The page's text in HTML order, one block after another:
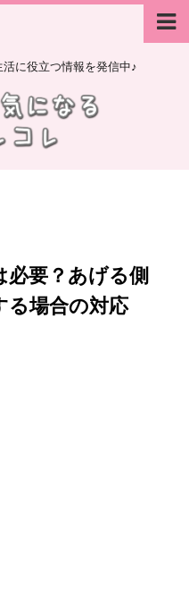
に役立つ情報を発信中♪
要？あげる側
る場合の対応